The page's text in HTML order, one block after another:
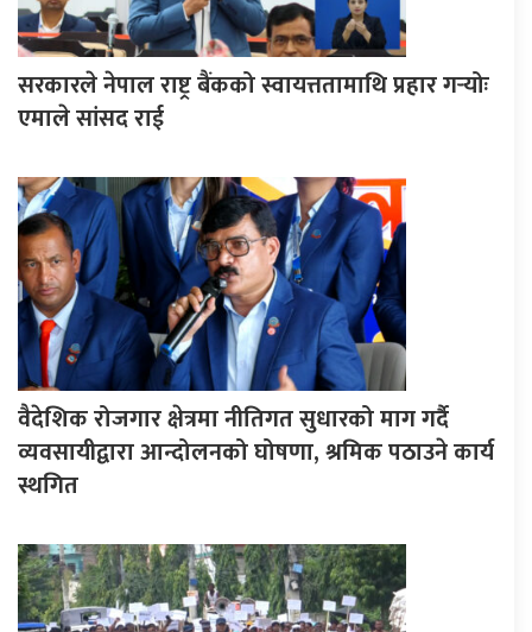
सरकारले नेपाल राष्ट्र बैंकको स्वायत्ततामाथि प्रहार गर्‍योः
एमाले सांसद राई
वैदेशिक रोजगार क्षेत्रमा नीतिगत सुधारको माग गर्दै
व्यवसायीद्वारा आन्दोलनको घोषणा, श्रमिक पठाउने कार्य
स्थगित